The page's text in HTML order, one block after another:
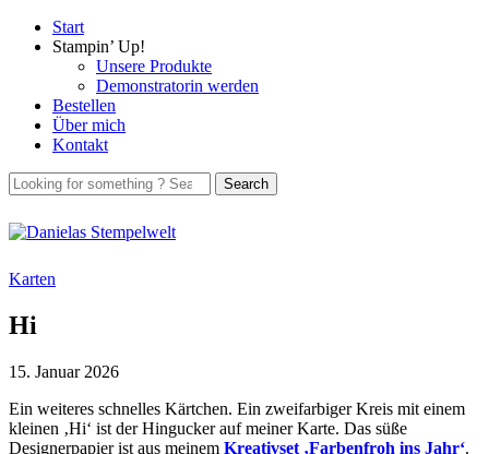
Start
Stampin’ Up!
Unsere Produkte
Demonstratorin werden
Bestellen
Über mich
Kontakt
Karten
Hi
15. Januar 2026
Ein weiteres schnelles Kärtchen. Ein zweifarbiger Kreis mit einem
kleinen ‚Hi‘ ist der Hingucker auf meiner Karte. Das süße
Designerpapier ist aus meinem Kreativset ‚Farbenfroh ins Jahr‘.